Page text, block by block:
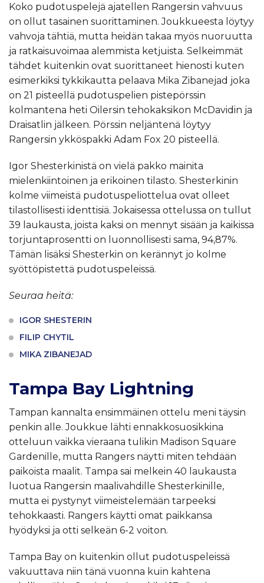
Koko pudotuspelejä ajatellen Rangersin vahvuus
on ollut tasainen suorittaminen. Joukkueesta löytyy
vahvoja tähtiä, mutta heidän takaa myös nuoruutta
ja ratkaisuvoimaa alemmista ketjuista. Selkeimmät
tähdet kuitenkin ovat suorittaneet hienosti kuten
esimerkiksi tykkikautta pelaava Mika Zibanejad joka
on 21 pisteellä pudotuspelien pistepörssin
kolmantena heti Oilersin tehokaksikon McDavidin ja
Draisatlin jälkeen. Pörssin neljäntenä löytyy
Rangersin ykköspakki Adam Fox 20 pisteellä.
Igor Shesterkinistä on vielä pakko mainita
mielenkiintoinen ja erikoinen tilasto. Shesterkinin
kolme viimeistä pudotuspeliottelua ovat olleet
tilastollisesti identtisiä. Jokaisessa ottelussa on tullut
39 laukausta, joista kaksi on mennyt sisään ja kaikissa
torjuntaprosentti on luonnollisesti sama, 94,87%.
Tämän lisäksi Shesterkin on kerännyt jo kolme
syöttöpistettä pudotuspeleissä.
Seuraa heitä:
IGOR SHESTERIN
FILIP CHYTIL
MIKA ZIBANEJAD
Tampa Bay Lightning
Tampan kannalta ensimmäinen ottelu meni täysin
penkin alle. Joukkue lähti ennakkosuosikkina
otteluun vaikka vieraana tulikin Madison Square
Gardenille, mutta Rangers näytti miten tehdään
paikoista maalit. Tampa sai melkein 40 laukausta
luotua Rangersin maalivahdille Shesterkinille,
mutta ei pystynyt viimeistelemään tarpeeksi
tehokkaasti. Rangers käytti omat paikkansa
hyödyksi ja otti selkeän 6-2 voiton.
Tampa Bay on kuitenkin ollut pudotuspeleissä
vakuuttava niin tänä vuonna kuin kahtena